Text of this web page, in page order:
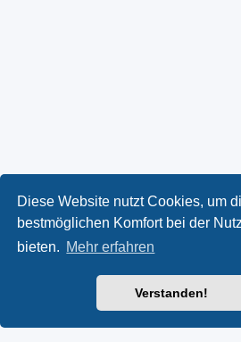
Diese Website nutzt Cookies, um
bestmöglichen Komfort bei der
bieten. Mehr erfahren
Verstanden!